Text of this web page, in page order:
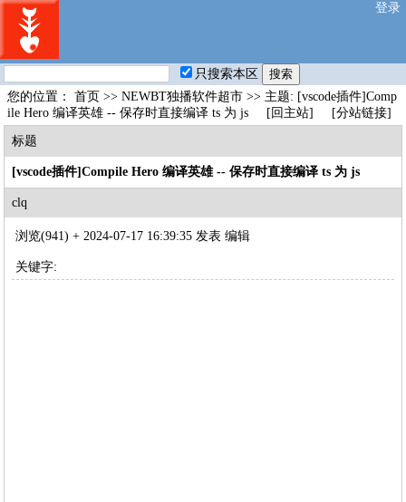
登录
只搜索本区
您的位置：首页 >>NEWBT独播软件超市 >> 主题: [vscode插件]Comp
ile Hero 编译英雄 -- 保存时直接编译 ts 为 js
[回主站] [分站链接]
标题
[vscode插件]Compile Hero 编译英雄 -- 保存时直接编译 ts 为 js
clq
浏览(941) +2024-07-17 16:39:35 发表编辑
关键字: